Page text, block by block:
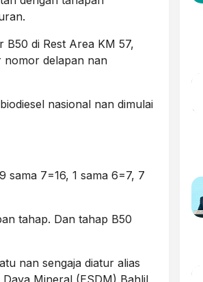
di Rest Area KM 57,
nomor delapan nan
nasional nan dimulai
sama 7=16, 1 sama 6=7, 7
tahap. Dan tahap B50
nan sengaja diatur alias